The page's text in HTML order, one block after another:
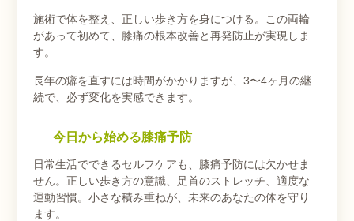
施術で体を整え、正しい歩き方を身につける。この両輪
があって初めて、膝痛の根本改善と再発防止が実現しま
す。
長年の癖を直すには時間がかかりますが、3〜4ヶ月の継
続で、必ず変化を実感できます。
今日から始める膝痛予防
日常生活でできるセルフケアも、膝痛予防には欠かせま
せん。正しい歩き方の意識、足首のストレッチ、適度な
運動習慣。小さな積み重ねが、未来のあなたの体を守り
ます。